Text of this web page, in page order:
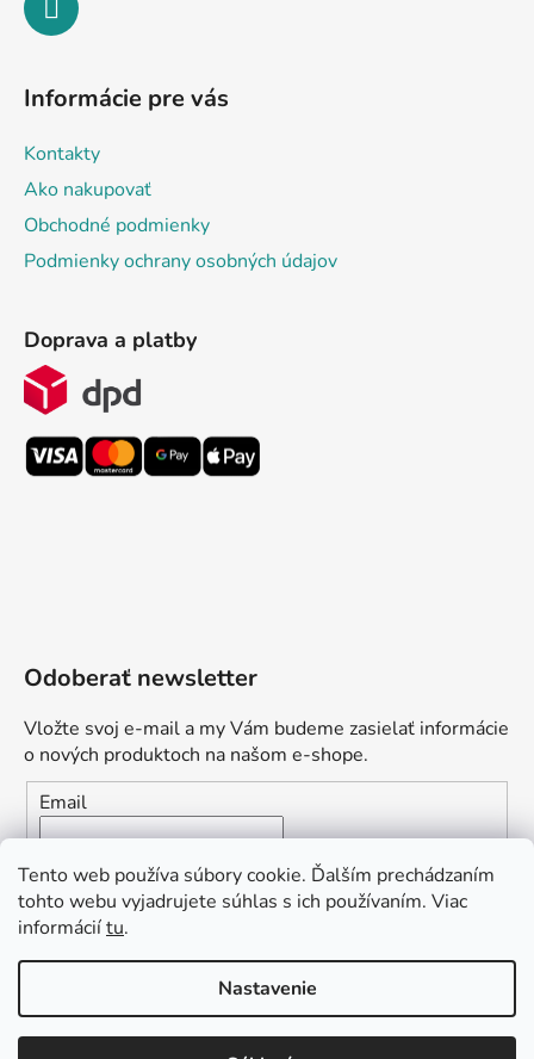
Tento web používa súbory cookie. Ďalším prechádzaním
tohto webu vyjadrujete súhlas s ich používaním. Viac
informáciítu.
Nastavenie
: Zaplaťte vopred a získajte
Informácie pre vás
Kontakty
Ako nakupovať
Obchodné podmienky
Podmienky ochrany osobných údajov
Doprava a platby
Odoberať newsletter
Vložte svoj e-mail a my Vám budeme zasielať informácie
o nových produktoch na našom e-shope.
Email
Vložením e-mailu súhlasíte s
podmienkami ochrany
osobných údajov
môžem pomôcť?“